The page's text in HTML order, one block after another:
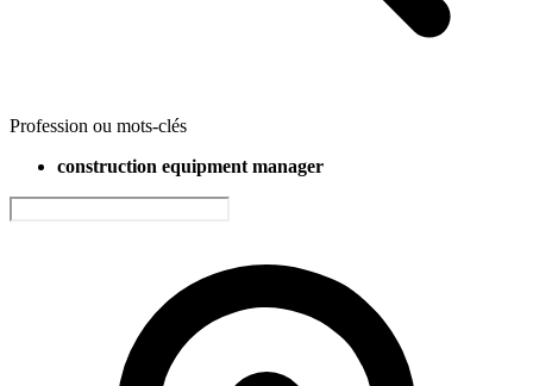
Profession ou mots-clés
construction equipment manager